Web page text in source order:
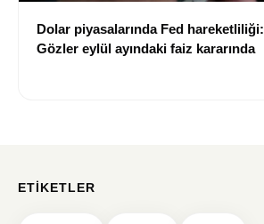
Dolar piyasalarında Fed hareketliliği:
Gözler eylül ayındaki faiz kararında
ETIKETLER